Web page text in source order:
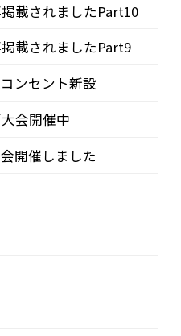
載されましたPart10
載されましたPart9
ンセント新設
会開催中
開催しました